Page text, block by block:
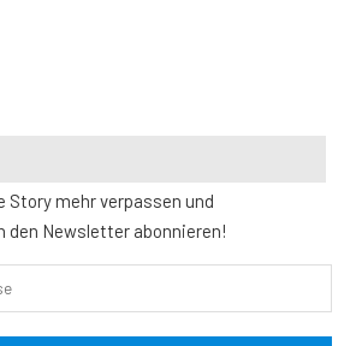
Story mehr verpassen und
den Newsletter abonnieren!